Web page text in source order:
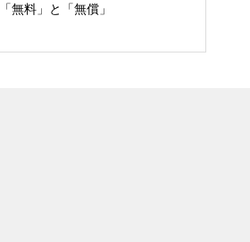
「無料」と「無償」